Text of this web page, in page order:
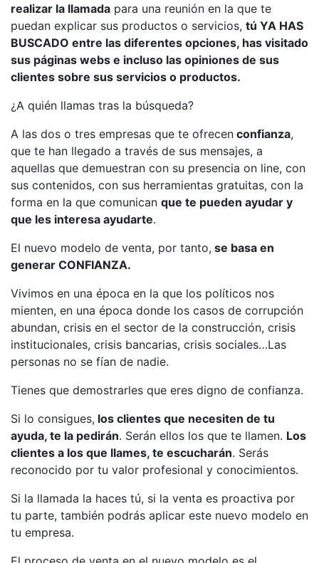
realizar la llamada para una reunión en la que te
puedan explicar sus productos o servicios, tú YA HAS
BUSCADO entre las diferentes opciones, has visitado
sus páginas webs e incluso las opiniones de sus
clientes sobre sus servicios o productos.
¿A quién llamas tras la búsqueda?
A las dos o tres empresas que te ofrecen confianza,
que te han llegado a través de sus mensajes, a
aquellas que demuestran con su presencia on line, con
sus contenidos, con sus herramientas gratuitas, con la
forma en la que comunican que te pueden ayudar y
que les interesa ayudarte.
El nuevo modelo de venta, por tanto, se basa en
generar CONFIANZA.
Vivimos en una época en la que los políticos nos
mienten, en una época donde los casos de corrupción
abundan, crisis en el sector de la construcción, crisis
institucionales, crisis bancarias, crisis sociales…Las
personas no se fían de nadie.
Tienes que demostrarles que eres digno de confianza.
Si lo consigues, los clientes que necesiten de tu
ayuda, te la pedirán. Serán ellos los que te llamen. Los
clientes a los que llames, te escucharán. Serás
reconocido por tu valor profesional y conocimientos.
Si la llamada la haces tú, si la venta es proactiva por
tu parte, también podrás aplicar este nuevo modelo en
tu empresa.